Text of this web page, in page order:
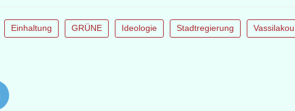
Einhaltung GRÜNE Ideologie Stadtregierung Vassilakou